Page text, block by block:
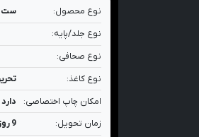
نوع محصول:
ست
نوع جلد/پایه:
نوع صحافی:
نوع کاغذ:
تحریر ۷۰
امکان چاپ اختصاصی:
دارد
زمان تحویل:
9 روز کاری